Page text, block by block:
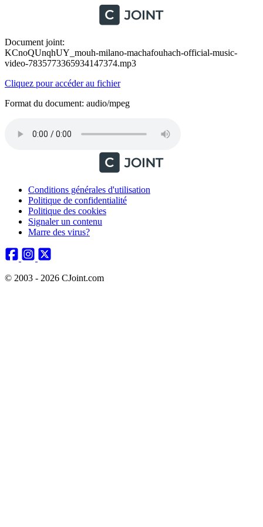
Document joint:
KCnoQUnqhUY_mouh-milano-machafouhach-official-music-
video-7835773365934147374.mp3
Cliquez pour accéder au fichier
Format du document: audio/mpeg
Conditions générales d'utilisation
Politique de confidentialité
Politique des cookies
Signaler un contenu
Marre des virus?
© 2003 - 2026 CJoint.com